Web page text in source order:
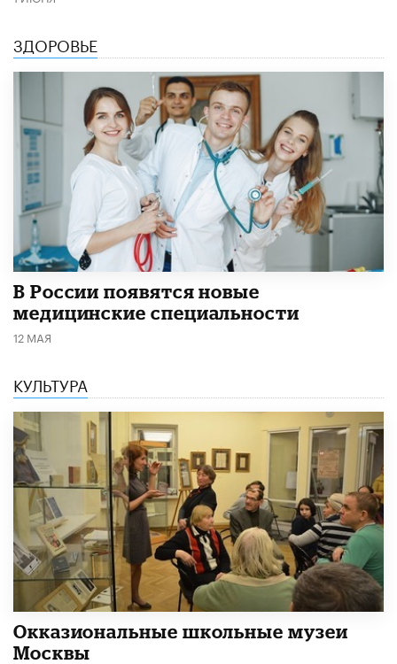
ЗДОРОВЬЕ
В России появятся новые
медицинские специальности
12 МАЯ
КУЛЬТУРА
​Окказиональные школьные музеи
Москвы